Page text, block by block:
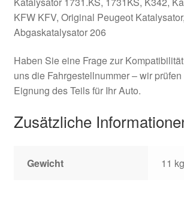
KFW KFV, Original Peugeot Katalysator,
Abgaskatalysator 206
Haben Sie eine Frage zur
uns die Fahrgestellnummer – wir
Eignung des Teils für Ihr Auto.
Zusätzliche
Gewicht 11 kg